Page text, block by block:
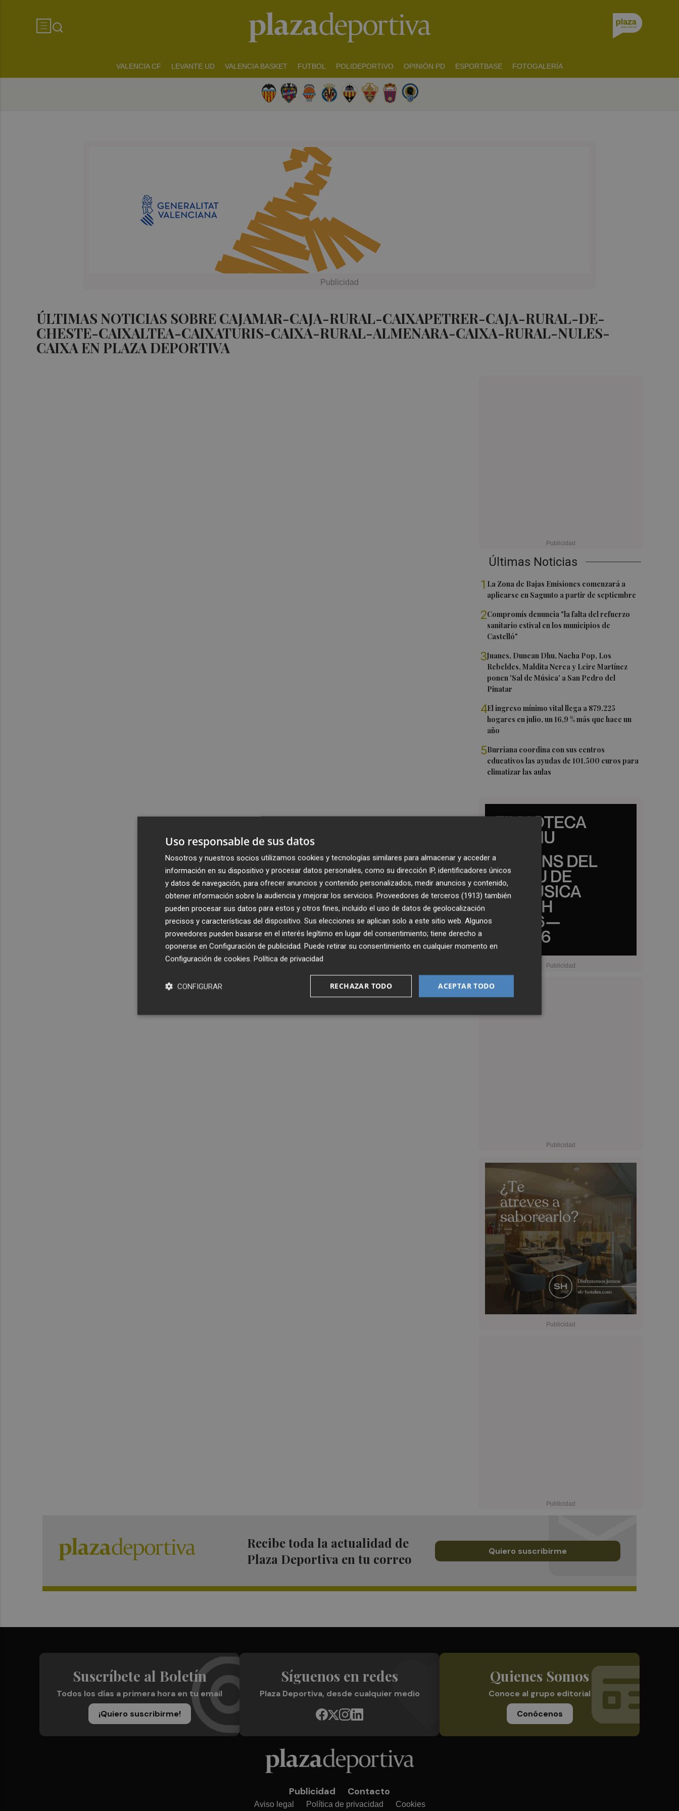
VALENCIA CF LEVANTE UD VALENCIA BASKET FUTBOL POLIDEPORTIVO OPINIÓN PD ESPORTBASE FOTOGALERÍA
ÚLTIMAS NOTICIAS SOBRE CAJAMAR-CAJA-RURAL-CAIXAPETRER-CAJA-RURAL-DE-
CHESTE-CAIXALTEA-CAIXATURIS-CAIXA-RURAL-ALMENARA-CAIXA-RURAL-NULES-
CAIXA EN PLAZA DEPORTIVA
Últimas Noticias
1 La Zona de Bajas Emisiones comenzará a
aplicarse en Sagunto a partir de septiembre
2Compromís denuncia "la falta del refuerzo
sanitario estival en los municipios de
Castelló"
3Juanes, Duncan Dhu, Nacha Pop, Los
Rebeldes, Maldita Nerea y Leire Martínez
ponen 'Sal de Música' a San Pedro del
Pinatar
4El ingreso mínimo vital llega a 879.225
hogares en julio, un 16,9 % más que hace un
año
5Burriana coordina con sus centros
educativos las ayudas de 101.500 euros para
climatizar las aulas
Recibe toda la actualidad de
Plaza Deportiva en tu correo
Quiero suscribirme
Suscríbete al Boletín
Todos los días a primera hora en tu email
¡Quiero suscribirme!
Síguenos en redes
Plaza Deportiva, desde cualquier medio
Quienes Somos
Conoce al grupo editorial
Conócenos
Publicidad Contacto
Aviso legal Política de privacidad Cookies
Uso responsable de sus datos
Nosotros y nuestros socios utilizamos cookies y tecnologías similares para almacenar y acceder a
información en su dispositivo y procesar datos personales, como su dirección IP, identificadores únicos
y datos de navegación, para ofrecer anuncios y contenido personalizados, medir anuncios y contenido,
obtener información sobre la audiencia y mejorar los servicios. Proveedores de terceros (1913) también
pueden procesar sus datos para estos y otros fines, incluido el uso de datos de geolocalización
precisos y características del dispositivo. Sus elecciones se aplican solo a este sitio web. Algunos
proveedores pueden basarse en el interés legítimo en lugar del consentimiento; tiene derecho a
oponerse en Configuración de publicidad. Puede retirar su consentimiento en cualquier momento en
Configuración de cookies. Política de privacidad
ACEPTAR TODO
RECHAZAR TODO
CONFIGURAR